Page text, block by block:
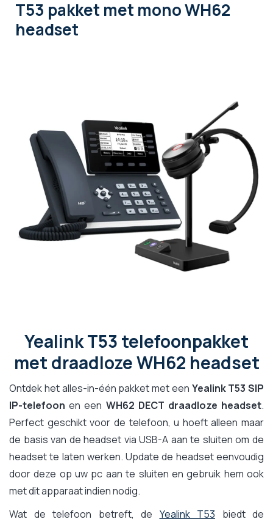
T53 pakket met mono WH62
headset
Yealink T53 telefoonpakket
met draadloze WH62 headset
Ontdek het alles-in-één pakket met een Yealink T53 SIP
IP-telefoon en een WH62 DECT draadloze headset.
Perfect geschikt voor de telefoon, u hoeft alleen maar
de basis van de headset via USB-A aan te sluiten om de
headset te laten werken. Update de headset eenvoudig
door deze op uw pc aan te sluiten en gebruik hem ook
met dit apparaat indien nodig.
Wat de telefoon betreft, de Yealink T53 biedt de